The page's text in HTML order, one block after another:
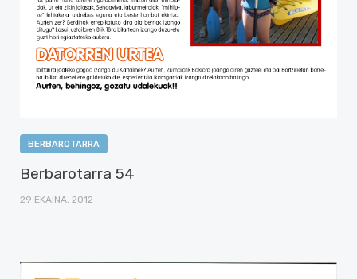
BERBAROTARRA
Berbarotarra 54
29 EKAINA, 2012